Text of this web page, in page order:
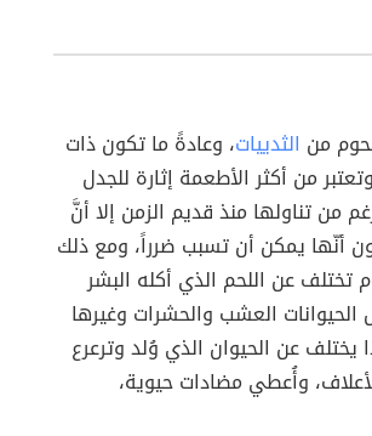
من الثدييات، وعادةً ما تكون ذات
من أكثر الأطعمة إثارة للجدل
من تناولها منذ قديم الزمن إلا أنَّ
أنّها يمكن أن تسبب ضرراً، ومع ذلك
تختلف عن اللحم الذي أكله البشر
العشب والحشرات وغيرها
عن الحيوان الذي وُلد وترعرع
وأُعطي مضادات حيوية،